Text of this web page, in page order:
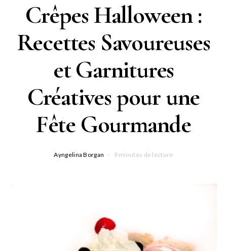
Crêpes Halloween :
Recettes Savoureuses
et Garnitures
Créatives pour une
Fête Gourmande
Ayngelina Borgan 9 minutes de lecture